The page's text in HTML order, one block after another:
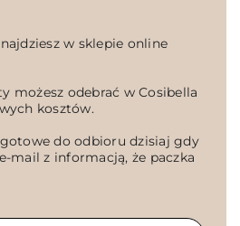
w sklepie online
możesz odebrać w Cosibella
kosztów.
do odbioru dzisiaj gdy
mail z informacją, że paczka